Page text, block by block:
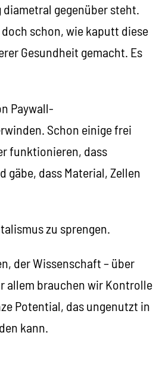
gegenüber steht.
schon, wie kaputt diese
Gesundheit gemacht. Es
Paywall-
Schon einige frei
funktionieren, dass
dass Material, Zellen
zu sprengen.
der Wissenschaft – über
allem brauchen wir Kontrolle
Potential, das ungenutzt in
kann.